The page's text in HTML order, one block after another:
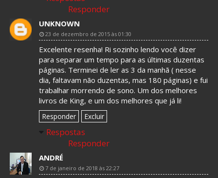
Responder
UNKNOWN
23 de dezembro de 2015 às 01:30
Excelente resenha! Ri sozinho lendo você dizer
para separar um tempo para as últimas duzentas
páginas. Terminei de ler as 3 da manhã ( nesse
dia, faltavam não duzentas, mas 180 páginas) e fui
trabalhar morrendo de sono. Um dos melhores
livros de King, e um dos melhores que já li!
Responder Excluir
Respostas
Responder
ANDRÉ
7 de janeiro de 2018 às 22:27